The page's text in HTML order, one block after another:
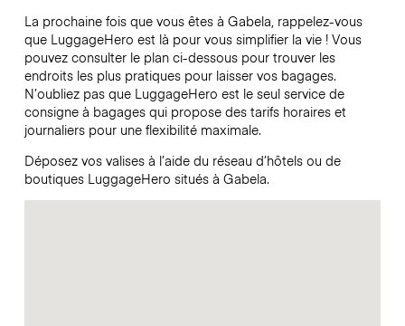
La prochaine fois que vous êtes à Gabela, rappelez-vous
que LuggageHero est là pour vous simplifier la vie ! Vous
pouvez consulter le plan ci-dessous pour trouver les
endroits les plus pratiques pour laisser vos bagages.
N’oubliez pas que LuggageHero est le seul service de
consigne à bagages qui propose des tarifs horaires et
journaliers pour une flexibilité maximale.
Déposez vos valises à l’aide du réseau d’hôtels ou de
boutiques LuggageHero situés à Gabela.